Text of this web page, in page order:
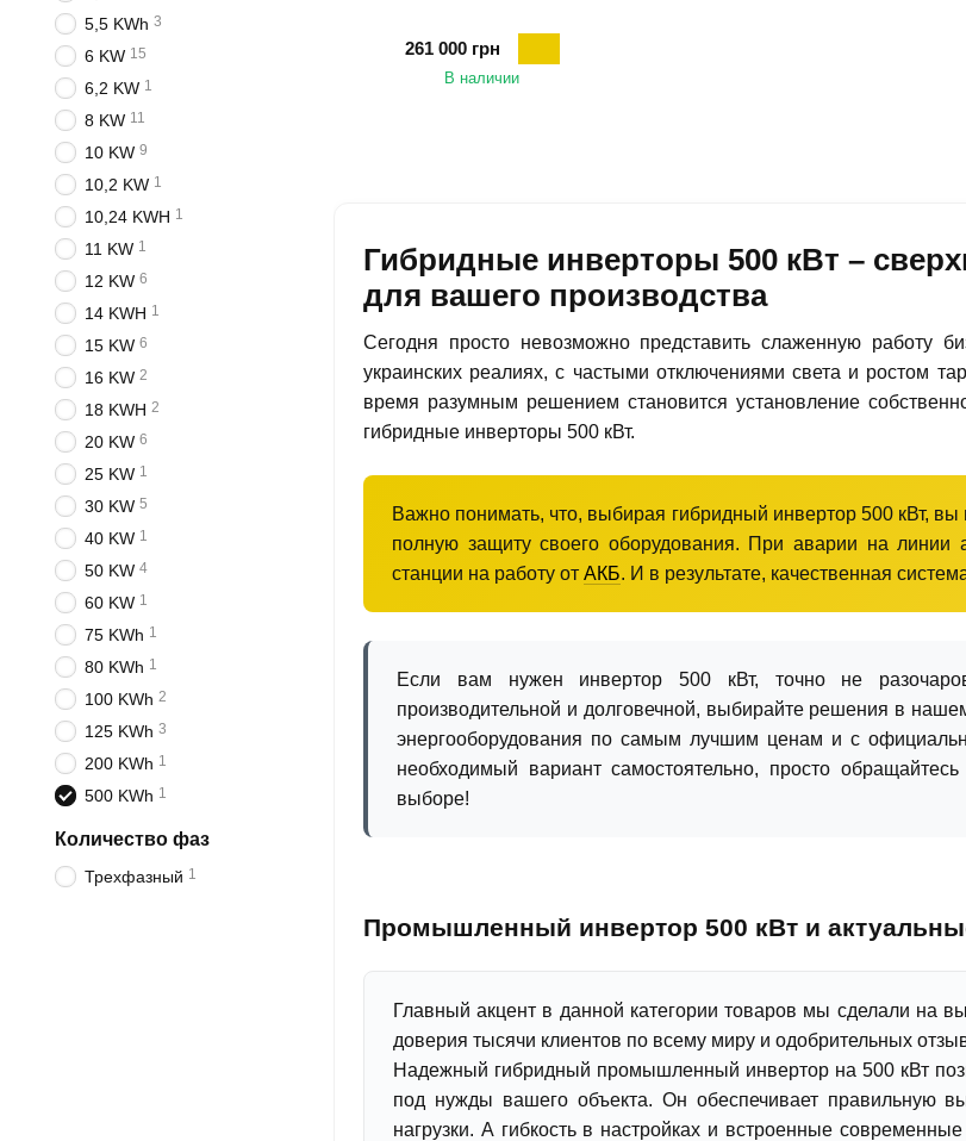
Гибридные инверторы 500 кВт –
для вашего производства
Сегодня просто невозможно представить слаженную работу
украинских реалиях, с частыми отключениями света и ростом
время разумным решением становится установление
гибридные инверторы 500 кВт.
Важно понимать, что, выбирая гибридный инвертор 500 кВт, вы
полную защиту своего оборудования. При аварии на линии
станции на работу от АКБ. И в результате, качественная
Если вам нужен инвертор 500 кВт, точно не
производительной и долговечной, выбирайте решения в
энергооборудования по самым лучшим ценам и с
необходимый вариант самостоятельно, просто
выборе!
Промышленный инвертор 500 кВт и
Главный акцент в данной категории товаров мы сделали на
доверия тысячи клиентов по всему миру и одобрительных
Надежный гибридный промышленный инвертор на 500 кВт
под нужды вашего объекта. Он обеспечивает правильную
нагрузки. А гибкость в настройках и встроенные
261 000 грн
В наличии
5,5 KWh 3
6 KW 15
6,2 KW 1
8 KW 11
10 KW 9
10,2 KW 1
10,24 KWH 1
11 KW 1
12 KW 6
14 KWH 1
15 KW 6
16 KW 2
18 KWH 2
20 KW 6
25 KW 1
30 KW 5
40 KW 1
50 KW 4
60 KW 1
75 KWh 1
80 KWh 1
100 KWh 2
125 KWh 3
200 KWh 1
500 KWh 1
Количество фаз
Трехфазный 1